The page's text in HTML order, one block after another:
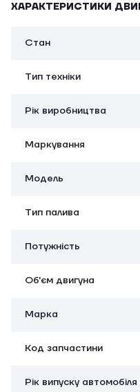
ХАРАКТЕРИСТИКИ
Стан
Тип техніки
Рік виробництва
Маркування
Модель
Тип палива
Потужність
Об'єм двигуна
Марка
Код запчастини
Рік випуску автомобіля